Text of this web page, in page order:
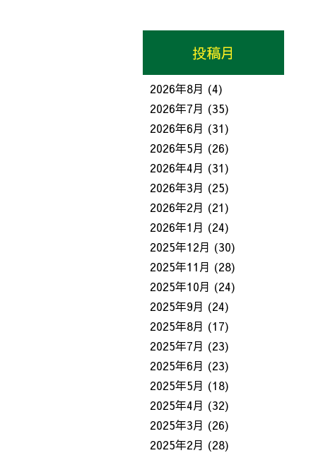
投稿月
2026年8月 (4)
2026年7月 (35)
2026年6月 (31)
2026年5月 (26)
2026年4月 (31)
2026年3月 (25)
2026年2月 (21)
2026年1月 (24)
2025年12月 (30)
2025年11月 (28)
2025年10月 (24)
2025年9月 (24)
2025年8月 (17)
2025年7月 (23)
2025年6月 (23)
2025年5月 (18)
2025年4月 (32)
2025年3月 (26)
2025年2月 (28)